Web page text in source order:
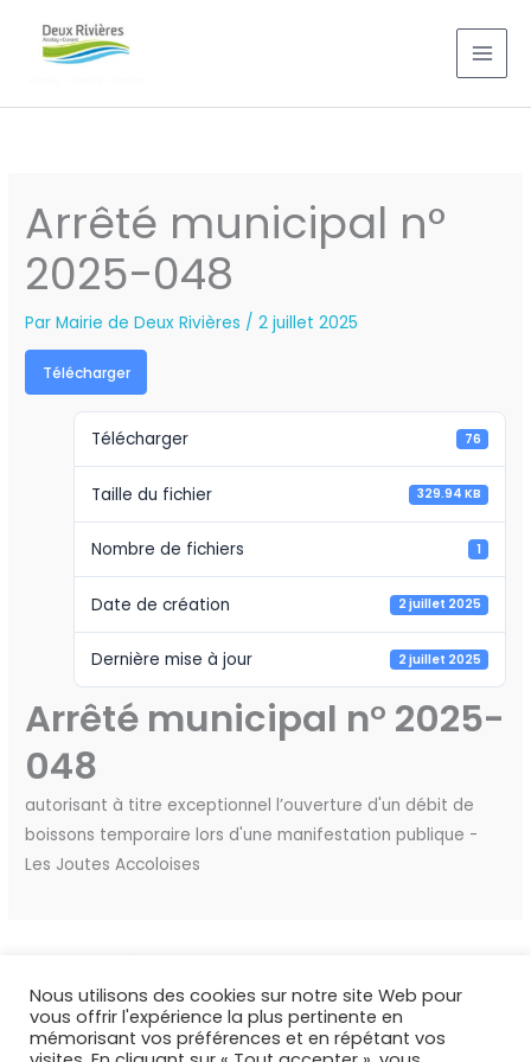
Arrêté municipal n°
2025-048
ParMairie de Deux Rivières /2 juillet 2025
Télécharger
Télécharger 76
Taille du fichier 329.94 KB
Nombre de fichiers 1
Date de création 2 juillet 2025
Dernière mise à jour 2 juillet 2025
Arrêté municipal n° 2025-
048
autorisant à titre exceptionnel l’ouverture d'un débit de
boissons temporaire lors d'une manifestation publique -
Les Joutes Accoloises
Nous utilisons des cookies sur notre site Web pour
vous offrir l'expérience la plus pertinente en
mémorisant vos préférences et en répétant vos